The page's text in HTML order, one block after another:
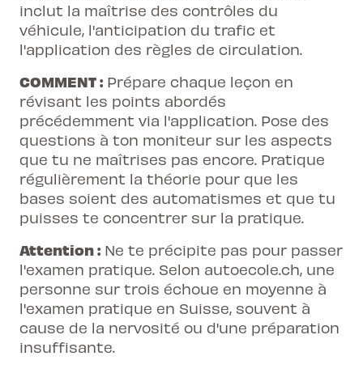
inclut la maîtrise des contrôles du
véhicule, l'anticipation du trafic et
l'application des règles de circulation.
COMMENT : Prépare chaque leçon en
révisant les points abordés
précédemment via l'application. Pose des
questions à ton moniteur sur les aspects
que tu ne maîtrises pas encore. Pratique
régulièrement la théorie pour que les
bases soient des automatismes et que tu
puisses te concentrer sur la pratique.
Attention : Ne te précipite pas pour passer
l'examen pratique. Selon autoecole.ch, une
personne sur trois échoue en moyenne à
l'examen pratique en Suisse, souvent à
cause de la nervosité ou d'une préparation
insuffisante.